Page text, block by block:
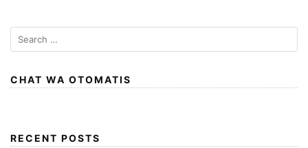
e
r
o
CHAT WA OTOMATIS
RECENT POSTS